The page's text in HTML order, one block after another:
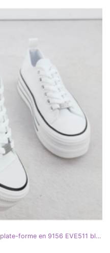
News Sneakers d'information sur la plate-forme en 9156 EVE511 blanc